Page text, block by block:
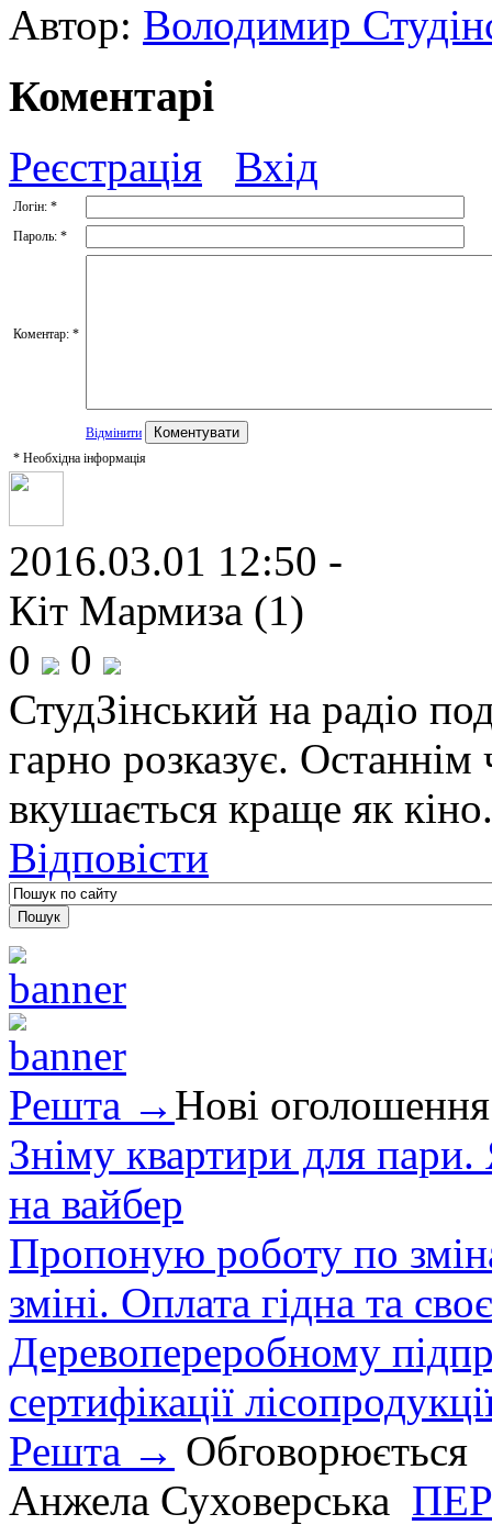
Автор: Володимир
Коментарі
Реєстрація Вхід
Логін: *
Пароль: *
Коментар: *
Відмінити
* Необхідна інформація
2016.03.01 12:50 -
Кіт Мармиза (1)
0
0
СтудЗінський на радіо
гарно розказує.
вкушається краще як
Відповісти
Решта → Нові оголошення
Зніму квартири для
на вайбер
Пропоную роботу по
зміні. Оплата гідна та
Деревопереробному
сертифікації
Решта → Обговорюється
Анжела Суховерська